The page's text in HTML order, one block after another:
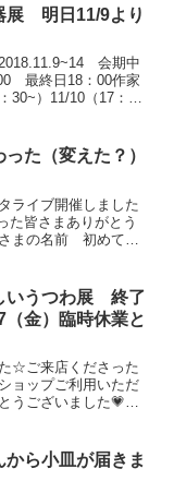
くりとリラックスタ
だきたい美味しい💕
明日11/9より
会期中
最終日18：00作家
30~）11/10（17：30
た（変えた？）
ライブ開催しました
皆さまありがとう
まの名前 初めて参
張る(^^)v早速 お問
...
いうつわ展 終了
（金）臨時休業と
☆ご来店くださった
ョップご利用いただ
うございました💗心
けたら嬉しいです^^
けて...
ら小皿が届きま